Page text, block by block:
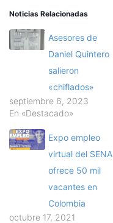
Noticias Relacionadas
Asesores de
Daniel Quintero
salieron
«chiflados»
septiembre 6, 2023
En «Destacado»
Expo empleo
virtual del SENA
ofrece 50 mil
vacantes en
Colombia
octubre 17, 2021